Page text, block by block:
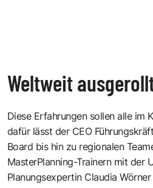
Weltweit
Diese Erfahrungen sollen alle im
dafür lässt der CEO
Board bis hin zu regionalen
MasterPlanning-Trainern mit der
Planungsexpertin Claudia